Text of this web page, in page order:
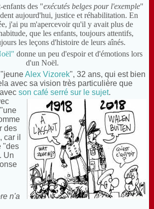
enfants des "exécutés belges pour l'exemple"
aujourd'hui, justice et réhabilitation. En
j'ai pu m'apercevoir qu'il y avait plus de
que les enfants, toujours attentifs,
les leçons d'histoire de leurs aînés.
donne un peu d'espoir et d'émotions lors
d'un Noël.
Alex Vizorek", 32 ans, qui est bien
avec sa vision très particulière que
avec son café serré sur le sujet.
des
car il
"des
Un
n'a